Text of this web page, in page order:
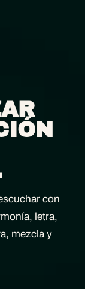
con
letra,
mezcla y